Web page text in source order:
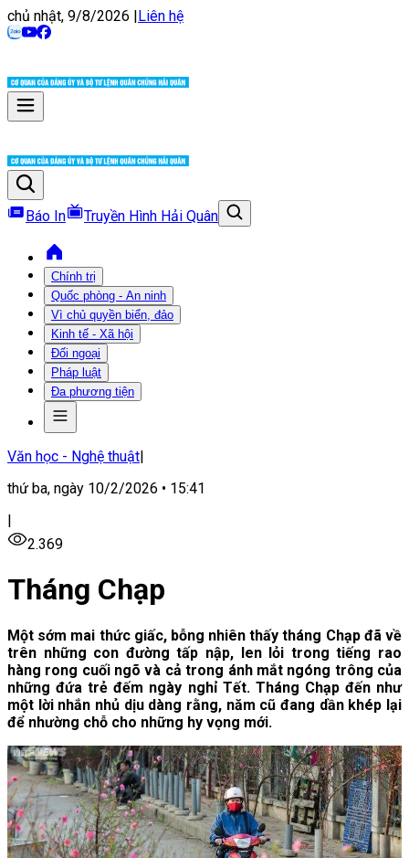
chủ nhật, 9/8/2026 |Liên hệ
Báo In Truyền Hình Hải Quân
Chính trị
Quốc phòng - An ninh
Vì chủ quyền biển, đảo
Kinh tế - Xã hội
Đối ngoại
Pháp luật
Đa phương tiện
Văn học - Nghệ thuật|
thứ ba, ngày 10/2/2026 • 15:41
|
2.369
Tháng Chạp
Một sớm mai thức giấc, bỗng nhiên thấy tháng Chạp đã về
trên những con đường tấp nập, len lỏi trong tiếng rao
hàng rong cuối ngõ và cả trong ánh mắt ngóng trông của
những đứa trẻ đếm ngày nghỉ Tết. Tháng Chạp đến như
một lời nhắn nhủ dịu dàng rằng, năm cũ đang dần khép lại
để nhường chỗ cho những hy vọng mới.